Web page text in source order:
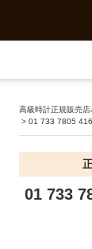
高級時計正規販売
>01 733 7805
01 733